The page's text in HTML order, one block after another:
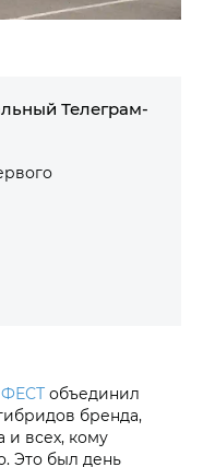
Телеграм-
ФЕСТ объединил
бренда,
и всех, кому
Это был день